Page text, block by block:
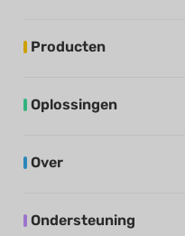
Producten
Oplossingen
Over
Ondersteuning